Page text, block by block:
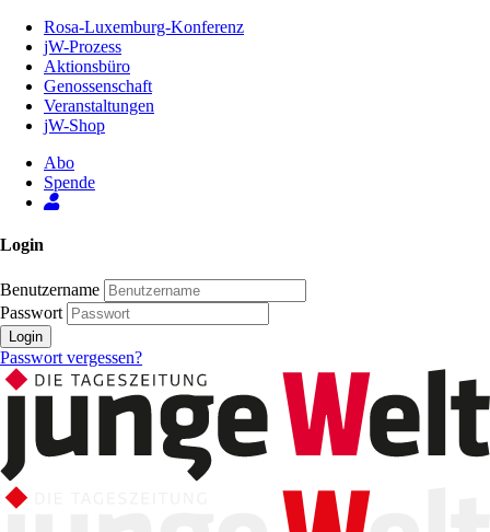
Inhalt
Seite
Rosa-Luxemburg-Konferenz
jW-Prozess
Aktionsbüro
Genossenschaft
Veranstaltungen
jW-Shop
Abo
Spende
Login
Benutzername
Passwort
Login
Passwort vergessen?